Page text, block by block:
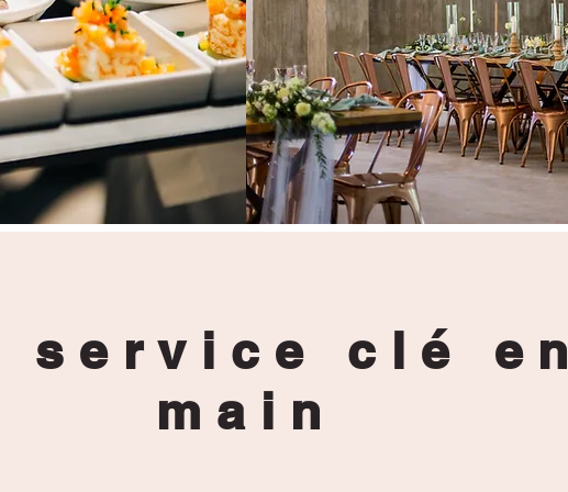
service clé en
main